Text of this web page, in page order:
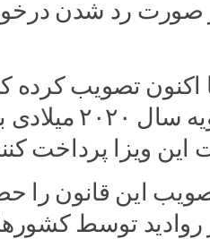
صورت رد شدن
اکنون تصویب کرده
این قانون را
توسط